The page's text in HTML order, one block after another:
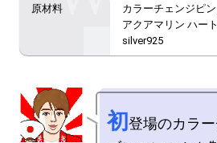
カラーチェンジピ
アクアマリン ハー
silver925
初登場のカラ